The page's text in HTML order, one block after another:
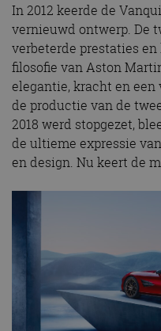
In 2012 keerde de
vernieuwd ontwerp. De
verbeterde prestaties
filosofie van Aston
elegantie, kracht en
de productie van de
2018 werd stopgezet,
de ultieme expressie
en design. Nu keert de